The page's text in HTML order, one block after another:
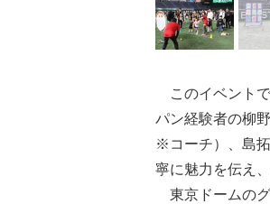
このイベントで
パン経験者の柳
※コーチ）、島
寧に魅力を伝え
東京ドームのグ